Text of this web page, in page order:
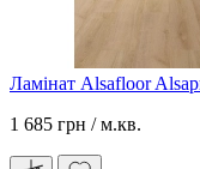
Ламінат Alsafloor
1 685 грн / м.кв.